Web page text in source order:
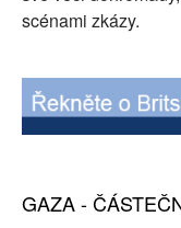
scénami zkázy.
GAZA -